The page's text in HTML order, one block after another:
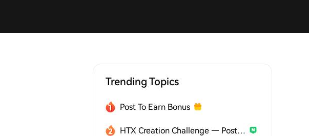
Trending Topics
Post To Earn Bonus
HTX Creation Challenge — Post and Win 1,500U